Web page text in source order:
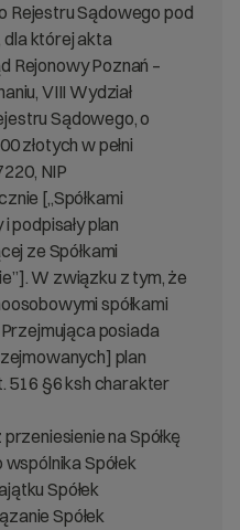
Rejestru Sądowego pod
dla której akta
Rejonowy Poznań –
VIII Wydział
Sądowego, o
złotych w pełni
NIP
[„Spółkami
podpisały plan
ze Spółkami
W związku z tym, że
spółkami
Przejmująca posiada
plan
516 §6 ksh charakter
na Spółkę
Spółek
Spółek
Spółek